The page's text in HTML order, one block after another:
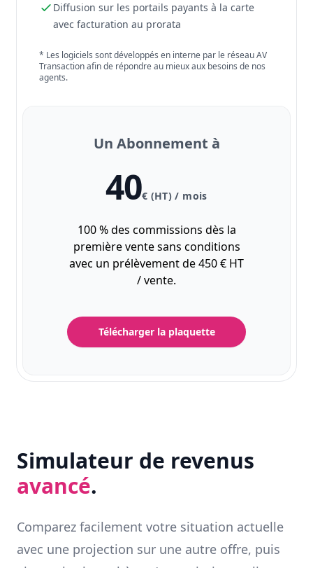
Diffusion sur les portails payants à la carte
avec facturation au prorata
* Les logiciels sont développés en interne par le réseau AV
Transaction afin de répondre au mieux aux besoins de nos
agents.
Un Abonnement à
40€ (HT) / mois
100 % des commissions dès la
première vente sans conditions
avec un prélèvement de 450 € HT
/ vente.
Télécharger la plaquette
Simulateur de revenus
avancé.
Comparez facilement votre situation actuelle
avec une projection sur une autre offre, puis